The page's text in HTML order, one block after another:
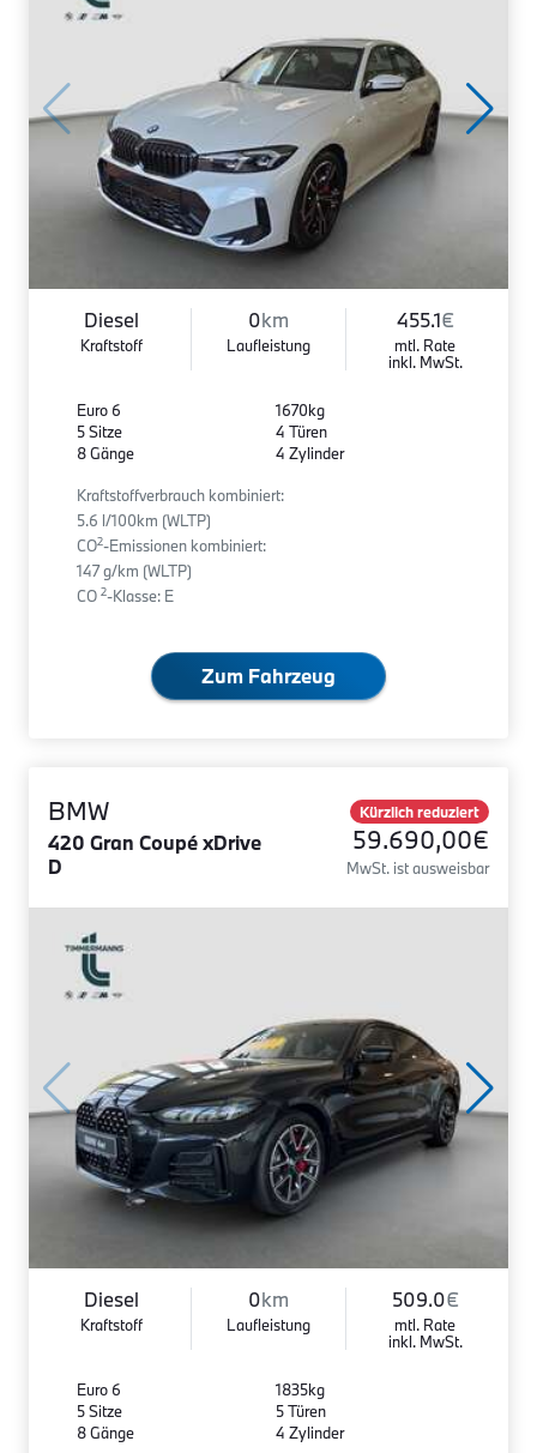
Diesel
Kraftstoff
0km
Laufleistung
455.1€
mtl. Rate
inkl. MwSt.
Euro 6
5 Sitze
8 Gänge
1670kg
4 Türen
4 Zylinder
Kraftstoffverbrauch kombiniert:
5.6 l/100km (WLTP)
CO2-Emissionen kombiniert:
147 g/km (WLTP)
CO 2-Klasse: E
Zum Fahrzeug
BMW
420 Gran Coupé xDrive
D
Kürzlich reduziert
59.690,00€
MwSt. ist ausweisbar
Diesel
Kraftstoff
0km
Laufleistung
509.0€
mtl. Rate
inkl. MwSt.
Euro 6
5 Sitze
8 Gänge
1835kg
5 Türen
4 Zylinder